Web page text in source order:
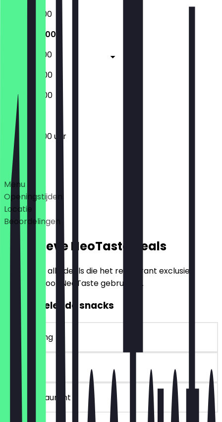
05:30 - 18:00
05:30 - 18:00
05:30 - 18:00
06:00 - 18:00
07:00 - 18:00
05:30 - 18:00 uur
Deals
Menu
Openingstijden
Locatie
Beoordelingen
Exclusieve NeoTaste Deals
Hier vind je alle deals die het restaurant exclusief
aanbiedt voor NeoTaste gebruikers.
2voor1 Belegde snacks
~€ 4 korting
30 dagen
in het restaurant